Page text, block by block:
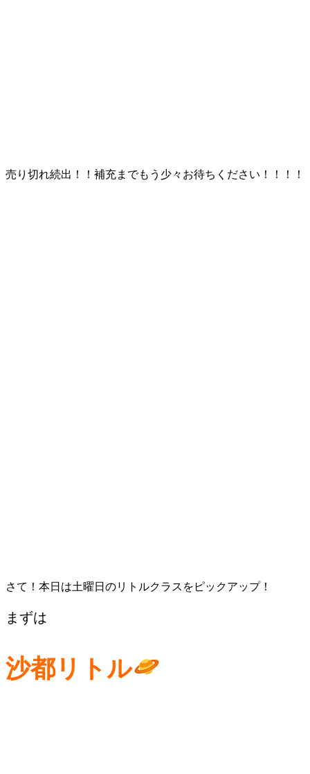
売り切れ続出！！補充までもう少々お待ちください！！！！
さて！本日は土曜日のリトルクラスをピックアップ！
まずは
沙都リトル